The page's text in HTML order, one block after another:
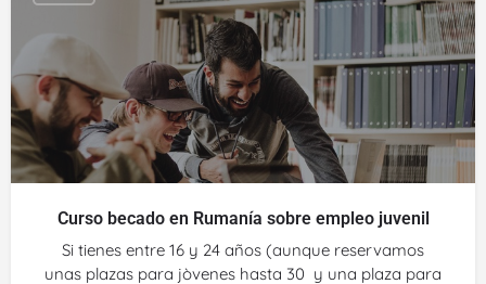
Curso becado en Rumanía sobre empleo juvenil
Si tienes entre 16 y 24 años (aunque reservamos
unas plazas para jòvenes hasta 30 y una plaza para